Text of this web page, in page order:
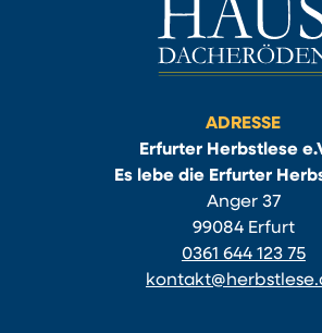
ADRESSE
Erfurter Herbstlese
Es lebe die Erfurter
Anger 37
99084 Erfurt
0361 644 123 75